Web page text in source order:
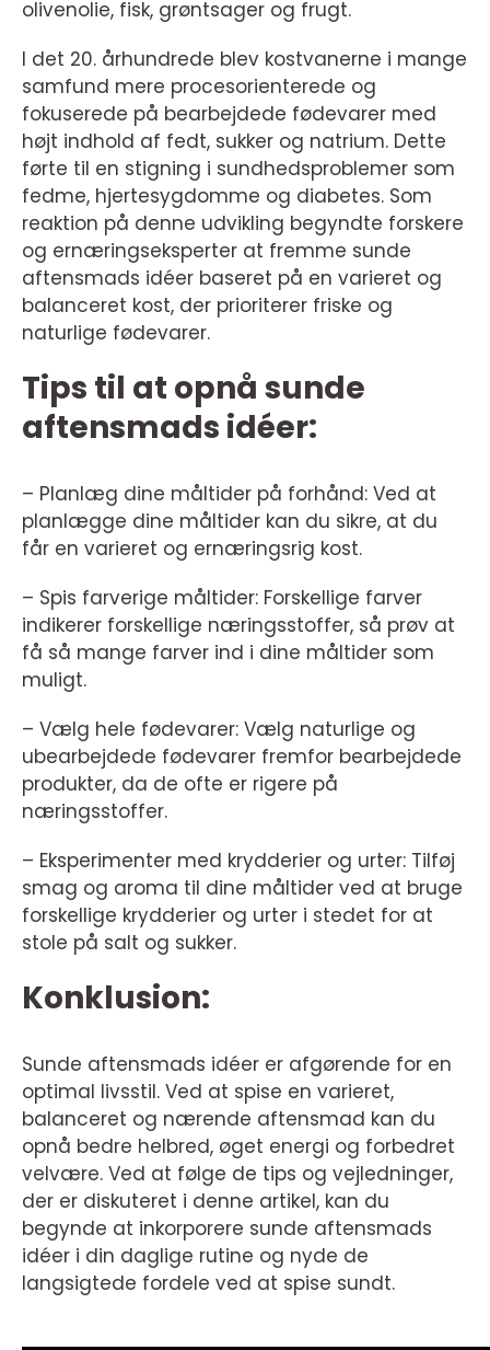
olivenolie, fisk, grøntsager og frugt.
I det 20. århundrede blev kostvanerne i mange
samfund mere procesorienterede og
fokuserede på bearbejdede fødevarer med
højt indhold af fedt, sukker og natrium. Dette
førte til en stigning i sundhedsproblemer som
fedme, hjertesygdomme og diabetes. Som
reaktion på denne udvikling begyndte forskere
og ernæringseksperter at fremme sunde
aftensmads idéer baseret på en varieret og
balanceret kost, der prioriterer friske og
naturlige fødevarer.
Tips til at opnå sunde
aftensmads idéer:
– Planlæg dine måltider på forhånd: Ved at
planlægge dine måltider kan du sikre, at du
får en varieret og ernæringsrig kost.
– Spis farverige måltider: Forskellige farver
indikerer forskellige næringsstoffer, så prøv at
få så mange farver ind i dine måltider som
muligt.
– Vælg hele fødevarer: Vælg naturlige og
ubearbejdede fødevarer fremfor bearbejdede
produkter, da de ofte er rigere på
næringsstoffer.
– Eksperimenter med krydderier og urter: Tilføj
smag og aroma til dine måltider ved at bruge
forskellige krydderier og urter i stedet for at
stole på salt og sukker.
Konklusion:
Sunde aftensmads idéer er afgørende for en
optimal livsstil. Ved at spise en varieret,
balanceret og nærende aftensmad kan du
opnå bedre helbred, øget energi og forbedret
velvære. Ved at følge de tips og vejledninger,
der er diskuteret i denne artikel, kan du
begynde at inkorporere sunde aftensmads
idéer i din daglige rutine og nyde de
langsigtede fordele ved at spise sundt.